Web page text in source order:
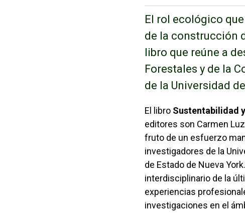
El rol ecológico
de la construcción
libro que reúne a
Forestales y de la
de la Universidad
El libro Sustentabilidad
editores son Carmen
fruto de un esfuerzo
investigadores de la
de Estado de Nueva
interdisciplinario de la
experiencias
investigaciones en el